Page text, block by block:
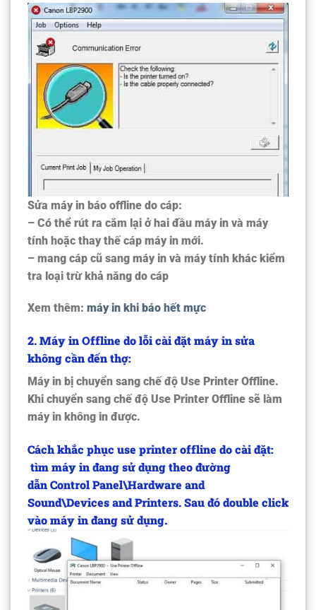
Sửa máy in báo offline do cáp:
– Có thể rút ra cắm lại ở hai đầu máy in và máy
tính hoặc thay thế cáp máy in mới.
– mang cáp cũ sang máy in và máy tính khác kiểm
tra loại trừ khả năng do cáp
Xem thêm: máy in khi báo hết mực
2. Máy in Offline do lỗi cài đặt máy in sửa
không cần đến thợ:
Máy in bị chuyển sang chế độ Use Printer Offline.
Khi chuyển sang chế độ Use Printer Offline sẽ làm
máy in không in được.
Cách khắc phục use printer offline do cài đặt:
tìm máy in đang sử dụng theo đường
dẫnControl Panel\Hardware and
Sound\Devices and Printers. Sau đó double click
vào máy in đang sử dụng.